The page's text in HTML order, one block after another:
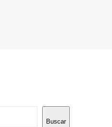
Buscar